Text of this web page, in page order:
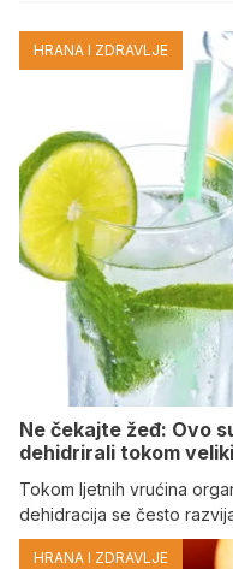
HRANA I ZDRAVLJE
Ne čekajte žeđ: Ovo
dehidrirali tokom
Tokom ljetnih vrućina
dehidracija se često
HRANA I ZDRAVLJE